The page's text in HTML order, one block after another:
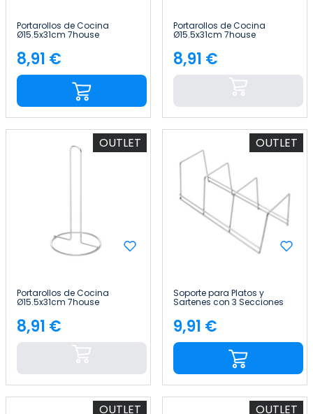
Portarollos de Cocina
Ø15.5x31cm 7house
Precio
8,91 €
Portarollos de Cocina
Ø15.5x31cm 7house
Precio
8,91 €
OUTLET
Portarollos de Cocina
Ø15.5x31cm 7house
Precio
8,91 €
OUTLET
Soporte para Platos y
Sartenes con 3 Secciones
Precio
9,91 €
OUTLET OUTLET